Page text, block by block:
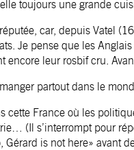
toujours une grande
car, depuis Vatel
Je pense que les
encore leur rosbif cru.
partout dans le
cette France où les
(Il s’interrompt pour
Gérard is not here» avant